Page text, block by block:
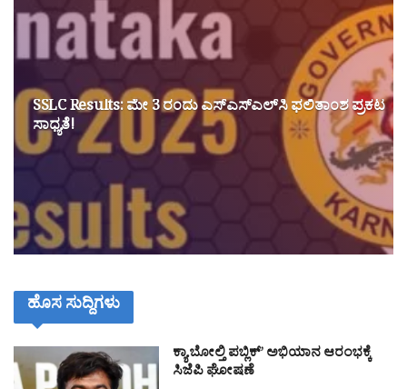
SSLC Results: ಮೇ 3 ರಂದು ಎಸ್‌ಎಸ್‌ಎಲ್‌ಸಿ ಫಲಿತಾಂಶ ಪ್ರಕಟ
ಸಾಧ್ಯತೆ!
ಹೊಸ ಸುದ್ದಿಗಳು
ಕ್ಯಾ ಬೋಲ್ತಿ ಪಬ್ಲಿಕ್’ ಅಭಿಯಾನ ಆರಂಭಕ್ಕೆ
ಸಿಜೆಪಿ ಘೋಷಣೆ